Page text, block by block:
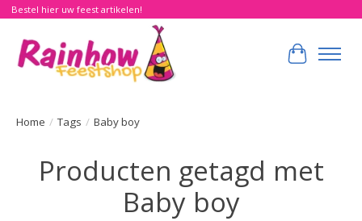
Bestel hier uw feest artikelen!
Home / Tags / Baby boy
Producten getagd met
Baby boy